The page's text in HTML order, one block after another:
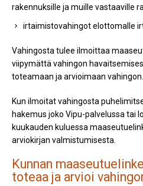
rakennuksille ja muille vastaaville
irtaimistovahingot elottomalle
Vahingosta tulee ilmoittaa
viipymättä vahingon
toteamaan ja arvioimaan vahingon.
Kun ilmoitat vahingosta
hakemus joko Vipu-palvelussa tai
kuukauden kuluessa
arviokirjan valmistumisesta.
Kunnan
toteaa ja arvioi